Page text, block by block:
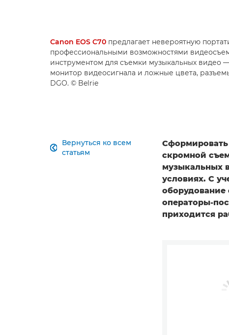
Canon EOS C70 предлагает невероятную
профессиональными возможностями
инструментом для съемки музыкальных видео
монитор видеосигнала и ложные цвета,
DGO. © Belrie
Вернуться ко всем
статьям

Сформировать
скромной
музыкальных
условиях. С
операторы-
приходится